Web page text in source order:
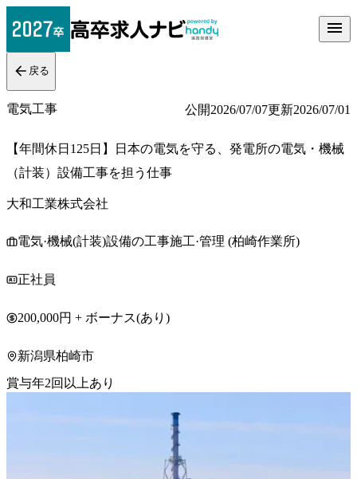
戻る
電気工事 公開2026/07/07更新2026/07/01
【年間休日125日】日本の電気を守る、発電所の電気・機械
（計装）設備工事を担う仕事
大和工業株式会社
電気·機械(計装)設備の工事施工·管理 (柏崎作業所)
正社員
200,000円 + ボーナス(あり)
新潟県柏崎市
賞与年2回以上あり